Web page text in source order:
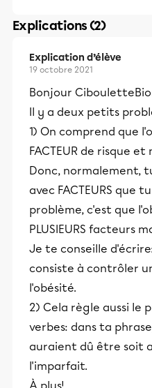
Explications (2)
Explication d’élève
19 octobre 2021
Bonjour
Il y a deux petits
1) On comprend que
FACTEUR de risque et
Donc, normalement,
avec FACTEURS que
problème, c'est que
PLUSIEURS facteurs
Je te conseille
consiste à contrôler
l'obésité.
2) Cela règle aussi le
verbes: dans ta
auraient dû être soit
l'imparfait.